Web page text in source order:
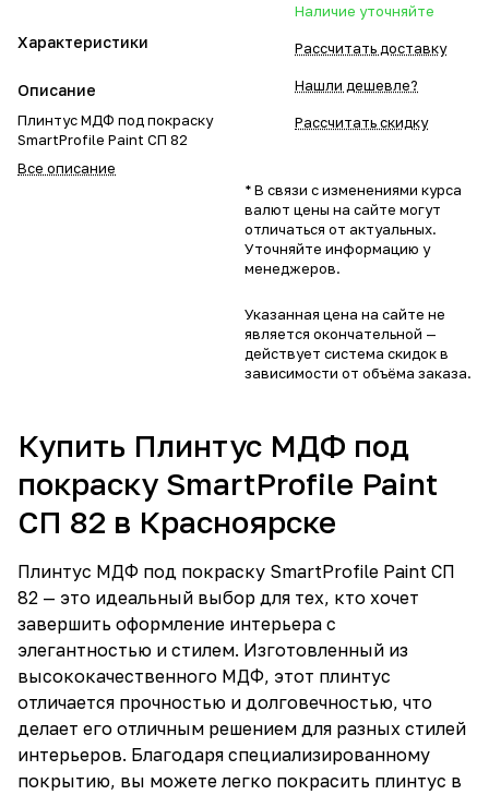
Характеристики
Описание
Плинтус МДФ под покраску
SmartProfile Paint СП 82
Все описание
Наличие уточняйте
Рассчитать доставку
Нашли дешевле?
Рассчитать скидку
* В связи с изменениями курса
валют цены на сайте могут
отличаться от актуальных.
Уточняйте информацию у
менеджеров.
Указанная цена на сайте не
является окончательной —
действует система скидок в
зависимости от объёма заказа.
Купить Плинтус МДФ под
покраску SmartProfile Paint
СП 82 в Красноярске
Плинтус МДФ под покраску SmartProfile Paint СП
82 — это идеальный выбор для тех, кто хочет
завершить оформление интерьера с
элегантностью и стилем. Изготовленный из
высококачественного МДФ, этот плинтус
отличается прочностью и долговечностью, что
делает его отличным решением для разных стилей
интерьеров. Благодаря специализированному
покрытию, вы можете легко покрасить плинтус в